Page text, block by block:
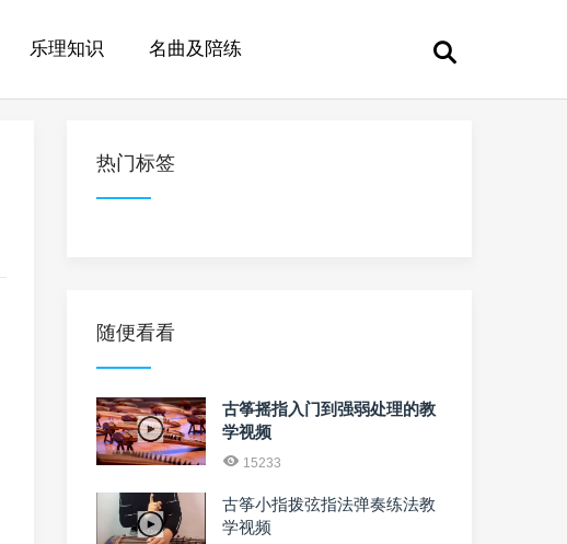
乐理知识 名曲及陪练
热门标签
随便看看
古筝摇指入门到强弱处理的教
学视频
15233
古筝小指拨弦指法弹奏练法教
学视频